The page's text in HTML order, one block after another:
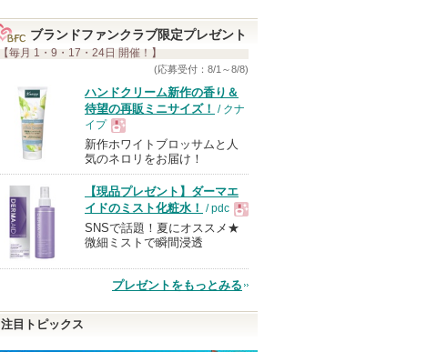
ブランドファンクラブ限定プレゼント
【毎月 1・9・17・24日 開催！】
(応募受付：8/1～8/8)
ハンドクリーム新作の香り＆
待望の再販ミニサイズ！ / クナ
イプ
現
品
新作ホワイトブロッサムと人
気のネロリをお届け！
【現品プレゼント】ダーマエ
イドのミスト化粧水！ / pdc
現
品
SNSで話題！夏にオススメ★
微細ミストで瞬間浸透
プレゼントをもっとみる
注目トピックス